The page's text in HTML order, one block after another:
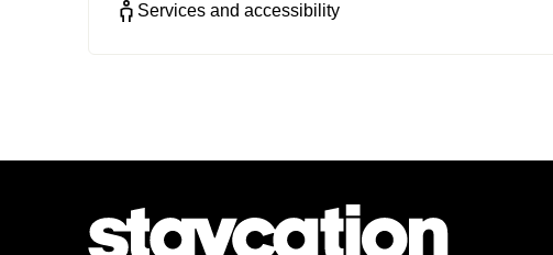
Services and accessibility